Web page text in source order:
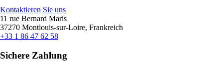
Kontaktieren Sie uns
11 rue Bernard Maris
37270 Montlouis-sur-Loire, Frankreich
+33 1 86 47 62 58
Sichere Zahlung